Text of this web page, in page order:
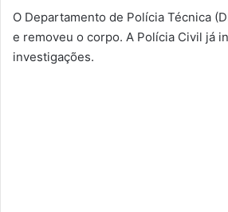
O Departamento de Polícia Técnica
e removeu o corpo. A Polícia Civil já
investigações.